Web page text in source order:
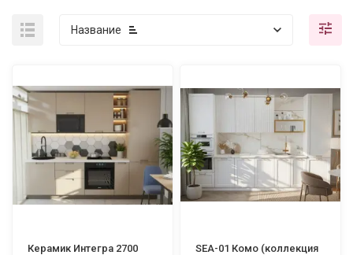
Название
Керамик Интегра 2700
SEA-01 Комо (коллекция